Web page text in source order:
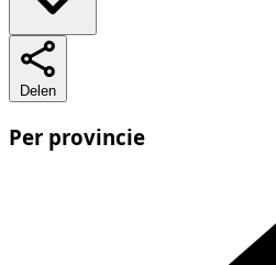
Delen
Per provincie